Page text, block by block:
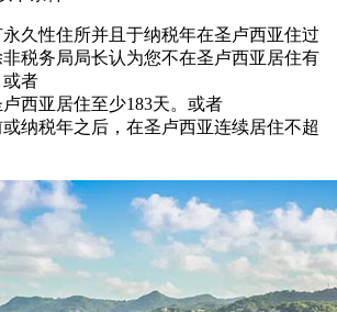
久性住所并且于纳税年在圣卢西亚住过
税务局局长认为您不在圣卢西亚居住有
者
西亚居住至少183天。或者
纳税年之后，在圣卢西亚连续居住不超